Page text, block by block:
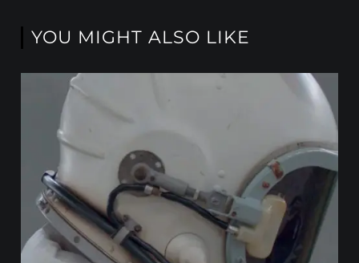
YOU MIGHT ALSO LIKE